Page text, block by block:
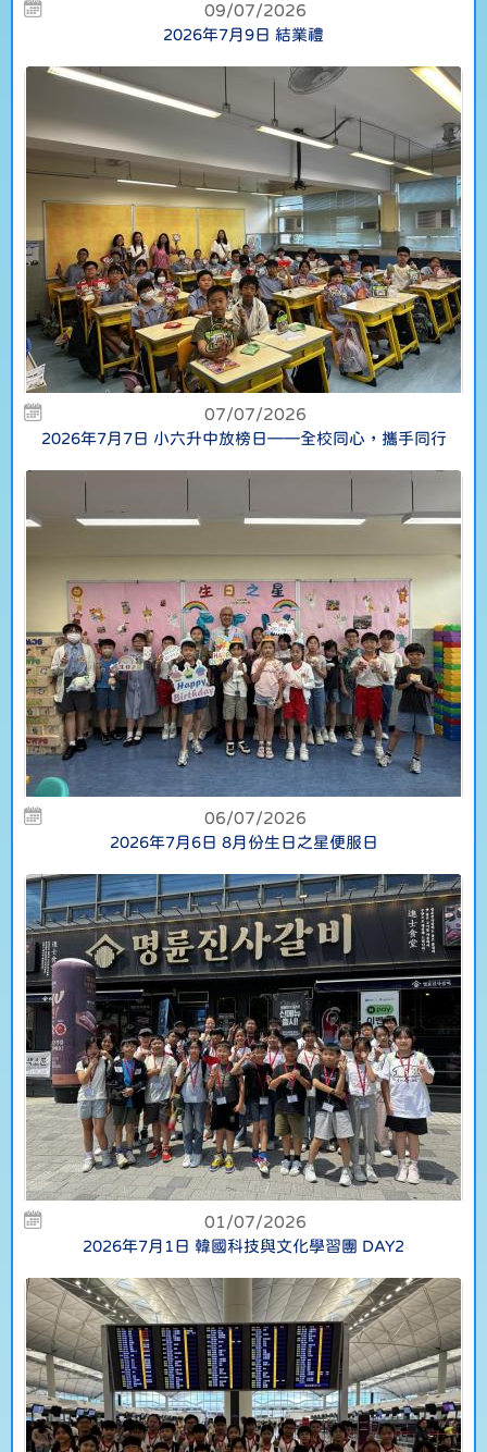
09/07/2026
2026年7月9日 結業禮
07/07/2026
2026年7月7日 小六升中放榜日——全校同心，攜手同行
06/07/2026
2026年7月6日 8月份生日之星便服日
01/07/2026
2026年7月1日 韓國科技與文化學習團 DAY2